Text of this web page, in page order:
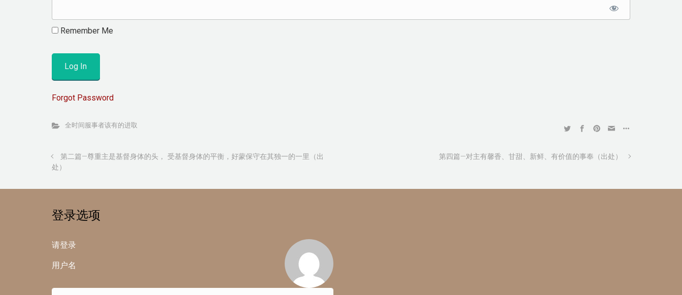
Remember Me
Forgot Password
全时间服事者该有的进取
第二篇—尊重主是基督身体的头， 受基督身体的平衡，好蒙保守在其独一的一里（出
处）
第四篇—对主有馨香、甘甜、新鲜、有价值的事奉（出处）
登录选项
请登录
用户名